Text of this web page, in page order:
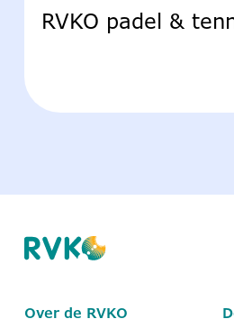
RVKO padel &
Over de RVKO